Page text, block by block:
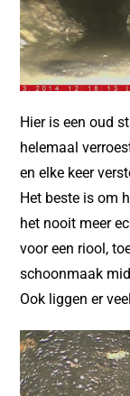
Hier is een oud
helemaal
en elke keer
Het beste is om
het nooit meer
voor een riool,
schoonmaak
Ook liggen er